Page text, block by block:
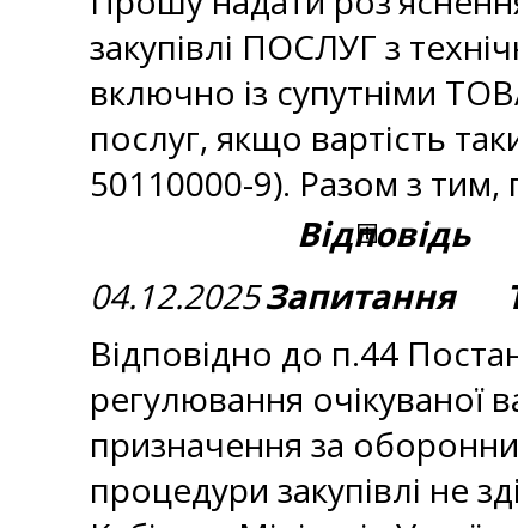
закупівлі ПОСЛУГ з
включно із супутніми
послуг, якщо вартість
50110000-9). Разом з тим,
Відповідь
04.12.2025Запитання
Відповідно до п.44
регулювання очікуваної
призначення за
процедури закупівлі не